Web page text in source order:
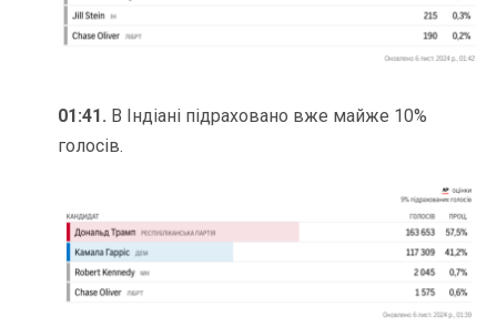
01:41. В Індіані підраховано вже майже 10%
голосів.